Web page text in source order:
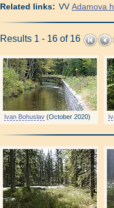
Related links: VVAdamova
Results 1 - 16 of 16
Ivan Bohuslav (October 2020)